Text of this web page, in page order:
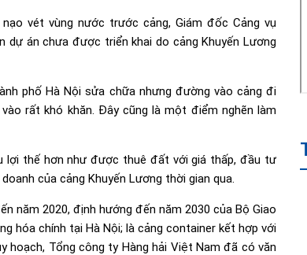
vét vùng nước trước cảng, Giám đốc Cảng vụ
án chưa được triển khai do cảng Khuyến Lương
phố Hà Nội sửa chữa nhưng đường vào cảng đi
rất khó khăn. Đây cũng là một điểm nghẽn làm
lợi thế hơn như được thuê đất với giá thấp, đầu tư
của cảng Khuyến Lương thời gian qua.
năm 2020, định hướng đến năm 2030 của Bộ Giao
hóa chính tại Hà Nội; là cảng container kết hợp với
hoạch, Tổng công ty Hàng hải Việt Nam đã có văn